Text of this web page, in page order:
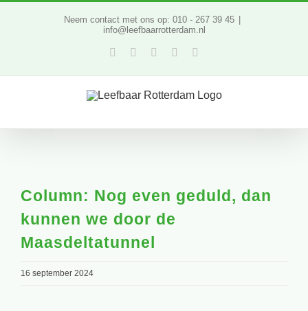
Neem contact met ons op: 010 - 267 39 45
info@leefbaarrotterdam.nl
Facebook
TwitterYouTubeLinkedIn
Column: Nog even geduld, dan
kunnen we door de
Maasdeltatunnel
16 september 2024